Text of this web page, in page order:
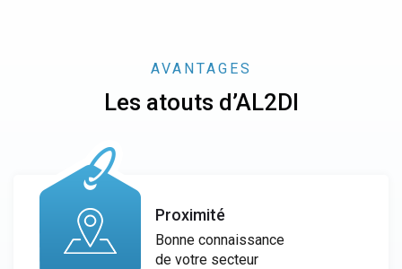
AVANTAGES
Les atouts d’AL2DI
Proximité
Bonne connaissance
de votre secteur